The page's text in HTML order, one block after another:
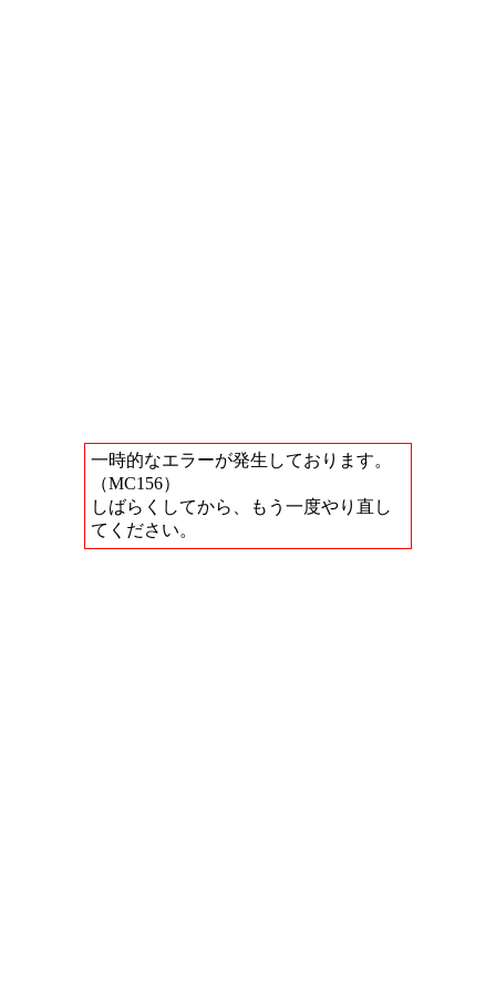
一時的なエラーが発生しております。
（MC156）
しばらくしてから、もう一度やり直し
てください。